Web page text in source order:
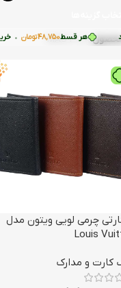
کارمزد
هر قسط48,750تومان • خرید MAS-3000 12,500تومان • خرید قسطی با
چرمی لویی ویتون مدل
Louis
کارت و مدارک